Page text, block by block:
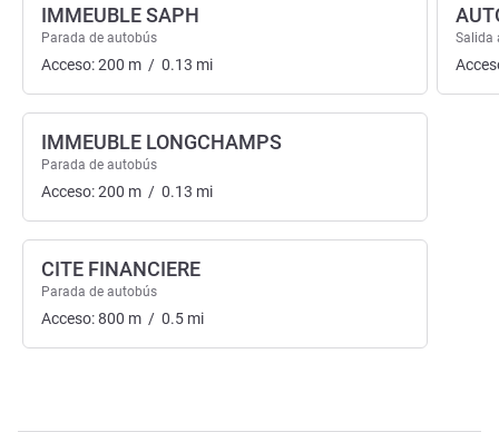
IMMEUBLE SAPH
Parada de autobús
Acceso:200 m / 0.13 mi
IMMEUBLE LONGCHAMPS
Parada de autobús
Acceso:200 m / 0.13 mi
CITE FINANCIERE
Parada de autobús
Acceso:800 m / 0.5 mi
Salida